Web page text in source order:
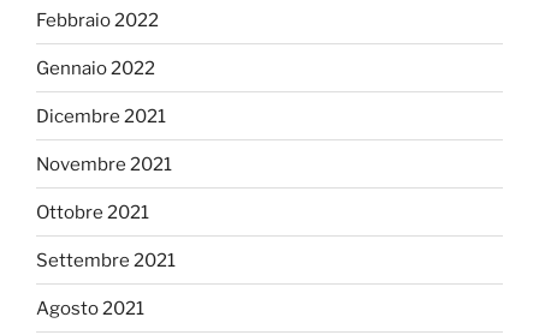
Febbraio 2022
Gennaio 2022
Dicembre 2021
Novembre 2021
Ottobre 2021
Settembre 2021
Agosto 2021